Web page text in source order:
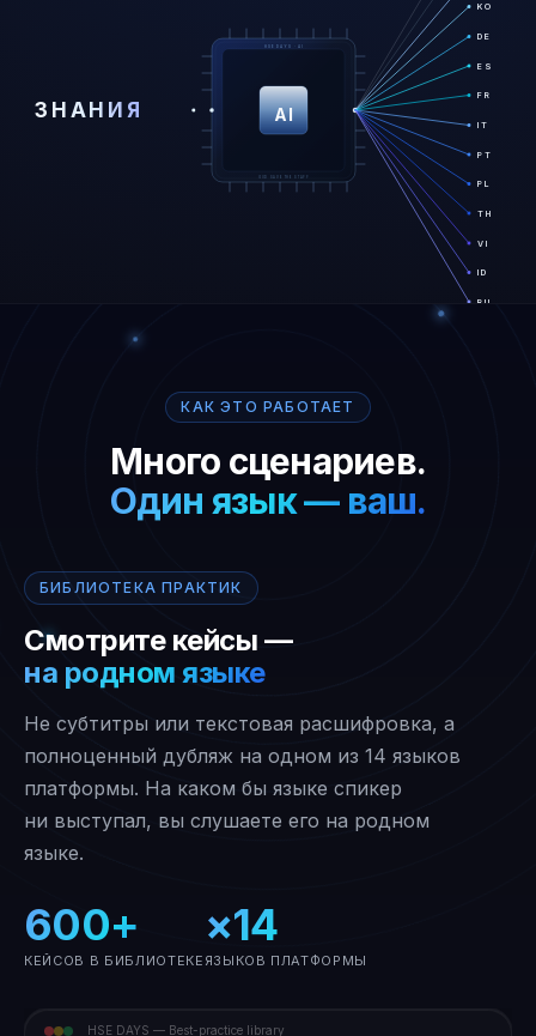
ЗНАНИЯ
HSE DAYS · AI
GOD SAVE THE STAFF
AI
KO
DE
ES
FR
IT
PT
PL
TH
VI
ID
RU
КАК ЭТО РАБОТАЕТ
Много сценариев.
Один язык — ваш.
БИБЛИОТЕКА ПРАКТИК
Смотрите кейсы —
на родном языке
Не субтитры или текстовая расшифровка, а
полноценный дубляж на одном из 14 языков
платформы. На каком бы языке спикер
ни выступал, вы слушаете его на родном
языке.
600+
КЕЙСОВ В БИБЛИОТЕКЕ
×14
ЯЗЫКОВ ПЛАТФОРМЫ
HSE DAYS — Best-practice library